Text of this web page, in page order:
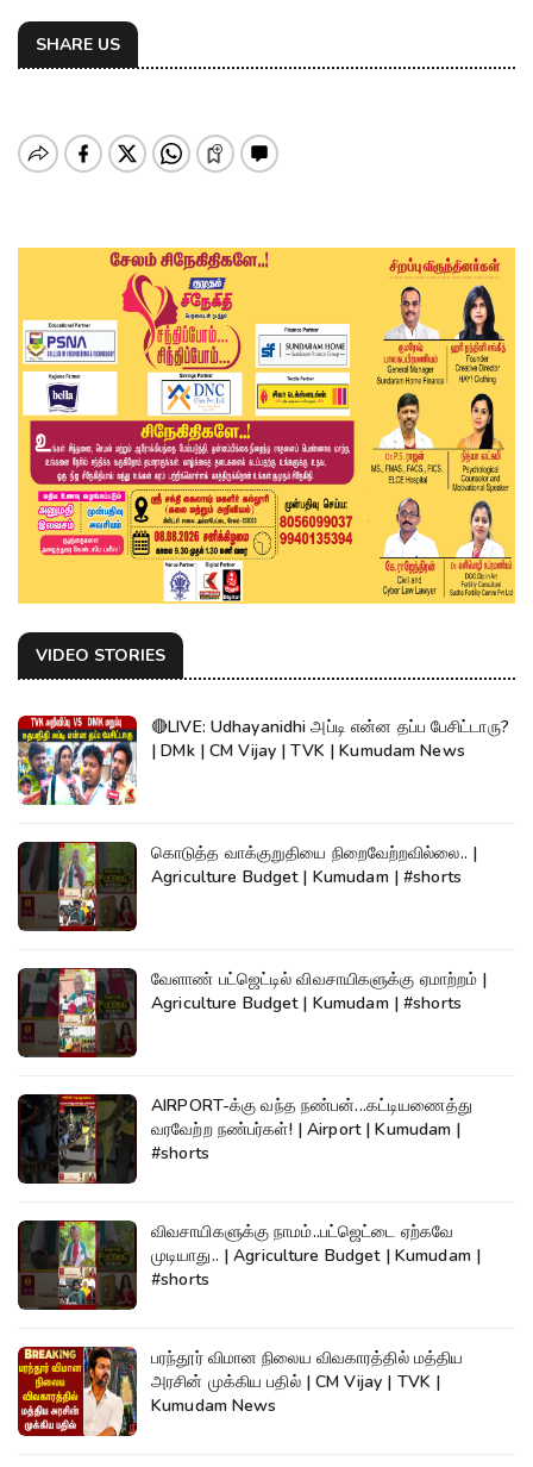
SHARE US
VIDEO STORIES
🔴LIVE: Udhayanidhi அப்டி என்ன தப்ப பேசிட்டாரு?
| DMk | CM Vijay | TVK | Kumudam News
கொடுத்த வாக்குறுதியை நிறைவேற்றவில்லை.. |
Agriculture Budget | Kumudam | #shorts
வேளாண் பட்ஜெட்டில் விவசாயிகளுக்கு ஏமாற்றம் |
Agriculture Budget | Kumudam | #shorts
AIRPORT-க்கு வந்த நண்பன்...கட்டியணைத்து
வரவேற்ற நண்பர்கள்! | Airport | Kumudam |
#shorts
விவசாயிகளுக்கு நாமம்..பட்ஜெட்டை ஏற்கவே
முடியாது.. | Agriculture Budget | Kumudam |
#shorts
பரந்தூர் விமான நிலைய விவகாரத்தில் மத்திய
அரசின் முக்கிய பதில் | CM Vijay | TVK |
Kumudam News